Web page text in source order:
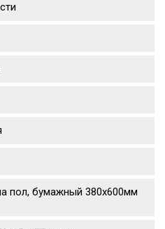
пол, бумажный 380х600мм